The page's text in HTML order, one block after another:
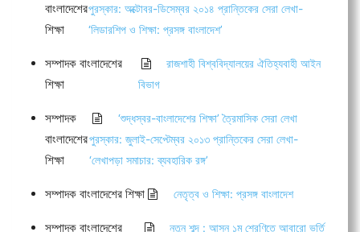
বাংলাদেশের
শিক্ষা
পুরস্কার: অক্টোবর-ডিসেম্বর ২০১৪ প্রান্তিকের সেরা লেখা-
‘লিডারশিপ ও শিক্ষা: প্রসঙ্গ বাংলাদেশ’
সম্পাদক বাংলাদেশের
শিক্ষা
রাজশাহী বিশ্ববিদ্যালয়ের ঐতিহ্যবাহী আইন
বিভাগ
সম্পাদক
বাংলাদেশের
শিক্ষা
‘শুদ্ধস্বর-বাংলাদেশের শিক্ষা’ ত্রৈমাসিক সেরা লেখা
পুরস্কার: জুলাই-সেপ্টেম্বর ২০১৩ প্রান্তিকের সেরা লেখা-
‘লেখাপড়া সমাচার: ব্যবহারিক রঙ্গ’
সম্পাদক বাংলাদেশের শিক্ষা নেতৃত্ব ও শিক্ষা: প্রসঙ্গ বাংলাদেশ
সম্পাদক বাংলাদেশের
নতুন শব্দ : আসুন ১ম শ্রেণিতে আবারো ভর্তি